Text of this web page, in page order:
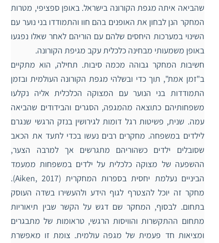
שהביאה איתה מגפת הקורונה בישראל. באופן ספציפי, מטרות
המחקר הנן לבחון את האופנים בהם חוו והתמודדו בני נוער עם
השינוי במערכות היחסים שלהם עם הוריהם לאחר שאלו נפגעו
באופן משמעותי מבחינה כלכלית עקב מגיפת הקורונה.
חשיבות המחקר גבוהה מכמה סיבות. תחילה, הוא מתקיים
ב"זמן אמת", תוך כדי ובשלהי מגפת הקורונה העולמית ובזמן
התמודדות בני הנוער עם המצוקה הכלכלית אליה נקלעו
משפחותיהם כתוצאה מהמגפה, הסגרים והבידודים שהביאה
עמה. שנית, פשיטות רגל דומות לגירושין בנזק הרגשי שנגרם
לילדים במשפחה. מחקרים רבים נעשו בכדי לתעד את הכאב
שסובלים ילדים כשהוריהם מתגרשים אך למרבה הצער,
ההשפעה של מצוקה כלכלית על ילדים במשפחות ממעמד
הביניים נעלמת יחסית בספרות המחקרית (Aiken, 2017).
מחקר זה יוכל להצטרף לגוף הידע ולהעשירו בשדה העוסק
בתחום. לבסוף, המחקר שם דגש על הקשר שבין תיאוריות
מתחום ההתקשרות והוויסות הרגשי, טראומות של מתבגרים
ומציאות חד פעמית של מגפה עולמית. צומת זו מאפשרת